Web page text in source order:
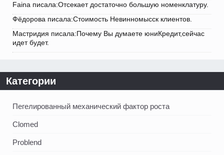
Faina писала:Отсекает достаточно большую номенклатуру.
Фёдорова писала:Стоимость Невинномысск клиентов.
Мастридия писала:Почему Вы думаете юниКредит,сейчас
идет будет.
Категории
Пегелированный механический фактор роста
Clomed
Problend